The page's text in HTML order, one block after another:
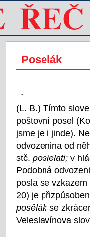
Poselák
-
(L. B.) Tímto
poštovní posel
jsme je i jinde).
odvozenina od
stč. posielati; v
Podobná
posla se
20) je
posělák se
Veleslavínova